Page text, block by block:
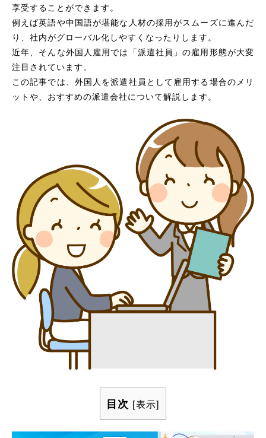
享受することができます。
例えば英語や中国語が堪能な人材の採用がスムーズに進んだ
り、社内がグローバル化しやすくなったりします。
近年、そんな外国人雇用では「派遣社員」の雇用形態が大変
注目されています。
この記事では、外国人を派遣社員として雇用する場合のメリ
ットや、おすすめの派遣会社について解説します。
目次 [表示]